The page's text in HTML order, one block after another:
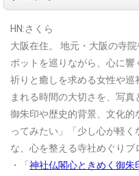
HN:さくら
大阪在住。
地元・大阪の寺
ポットを巡りながら、心に響
祈りと癒しを求める女性や
まれる時間の大切さを、写真
御朱印や歴史的背景、文化
ってみたい」「少し心が軽
な、心を整える寺社めぐりブ
・「 神社仏閣心ときめく御朱